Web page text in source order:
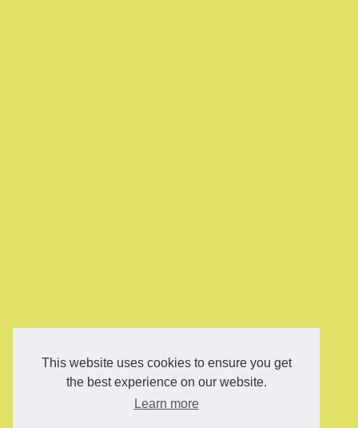
This website uses cookies to ensure you get
the best experience on our website.
Learn more